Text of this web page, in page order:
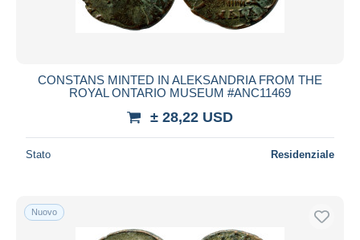
CONSTANS MINTED IN ALEKSANDRIA FROM THE
ROYAL ONTARIO MUSEUM #ANC11469
± 28,22 USD
Stato Residenziale
Nuovo